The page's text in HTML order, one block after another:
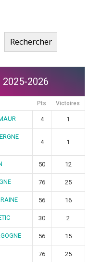
Rechercher
2025-2026
Pts Victoires
4 1
4 1
50 12
76 25
56 16
30 2
56 15
76 25